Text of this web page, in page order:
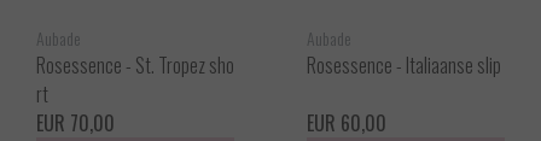
Aubade
Rosessence - St. Tropez sho
rt
EUR 70,00
Aubade
Rosessence - Italiaanse slip
EUR 60,00